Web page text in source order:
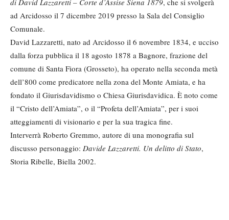
ad Arcidosso il 7 dicembre 2019 presso la Sala del Consiglio
Comunale.
David Lazzaretti, nato ad Arcidosso il 6 novembre 1834, e ucciso
dalla forza pubblica il 18 agosto 1878 a Bagnore, frazione del
comune di Santa Fiora (Grosseto), ha operato nella seconda metà
dell’800 come predicatore nella zona del Monte Amiata, e ha
fondato il Giurisdavidismo o Chiesa Giurisdavidica. È noto come
il “Cristo dell’Amiata”, o il “Profeta dell’Amiata”, per i suoi
atteggiamenti di visionario e per la sua tragica fine.
Interverrà Roberto Gremmo, autore di una monografia sul
discusso personaggio: Davide Lazzaretti. Un delitto di Stato,
Storia Ribelle, Biella 2002.